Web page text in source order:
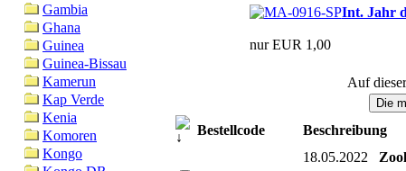
Gambia
Ghana
Guinea
Guinea-Bissau
Kamerun
Kap Verde
Kenia
Komoren
Kongo
Int. Jahr
nur EUR 1,00
Auf
Bestellcode Beschreibung
18.05.2022